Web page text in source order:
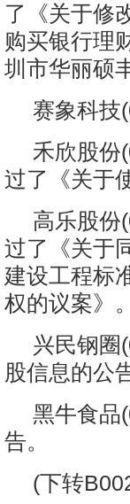
了《关于修
购买银行理
圳市华丽硕
赛象科技
禾欣股份
过了《关于
高乐股份
过了《关于
建设工程标
权的议案》。
兴民钢圈
股信息的公
黑牛食品
告。
(下转